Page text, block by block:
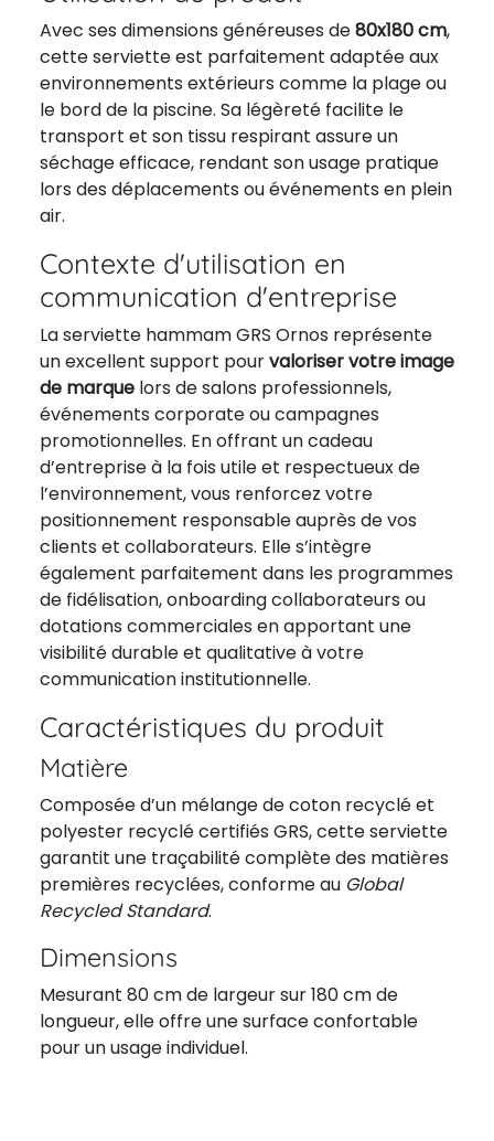
Avec ses dimensions généreuses de80x180 cm,
cette serviette est parfaitement adaptée aux
environnements extérieurs comme la plage ou
le bord de la piscine. Sa légèreté facilite le
transport et son tissu respirant assure un
séchage efficace, rendant son usage pratique
lors des déplacements ou événements en plein
air.
Contexte d'utilisation en
communication d'entreprise
La serviette hammam GRS Ornos représente
un excellent support pourvaloriser votre image
de marque lors de salons professionnels,
événements corporate ou campagnes
promotionnelles. En offrant un cadeau
d’entreprise à la fois utile et respectueux de
l’environnement, vous renforcez votre
positionnement responsable auprès de vos
clients et collaborateurs. Elle s’intègre
également parfaitement dans les programmes
de fidélisation, onboarding collaborateurs ou
dotations commerciales en apportant une
visibilité durable et qualitative à votre
communication institutionnelle.
Caractéristiques du produit
Matière
Composée d’un mélange de coton recyclé et
polyester recyclé certifiés GRS, cette serviette
garantit une traçabilité complète des matières
premières recyclées, conforme au Global
Recycled Standard.
Dimensions
Mesurant 80 cm de largeur sur 180 cm de
longueur, elle offre une surface confortable
pour un usage individuel.